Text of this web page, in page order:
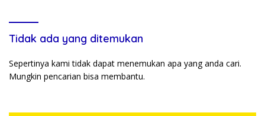
Tidak ada yang ditemukan
Sepertinya kami tidak dapat menemukan apa yang anda cari.
Mungkin pencarian bisa membantu.